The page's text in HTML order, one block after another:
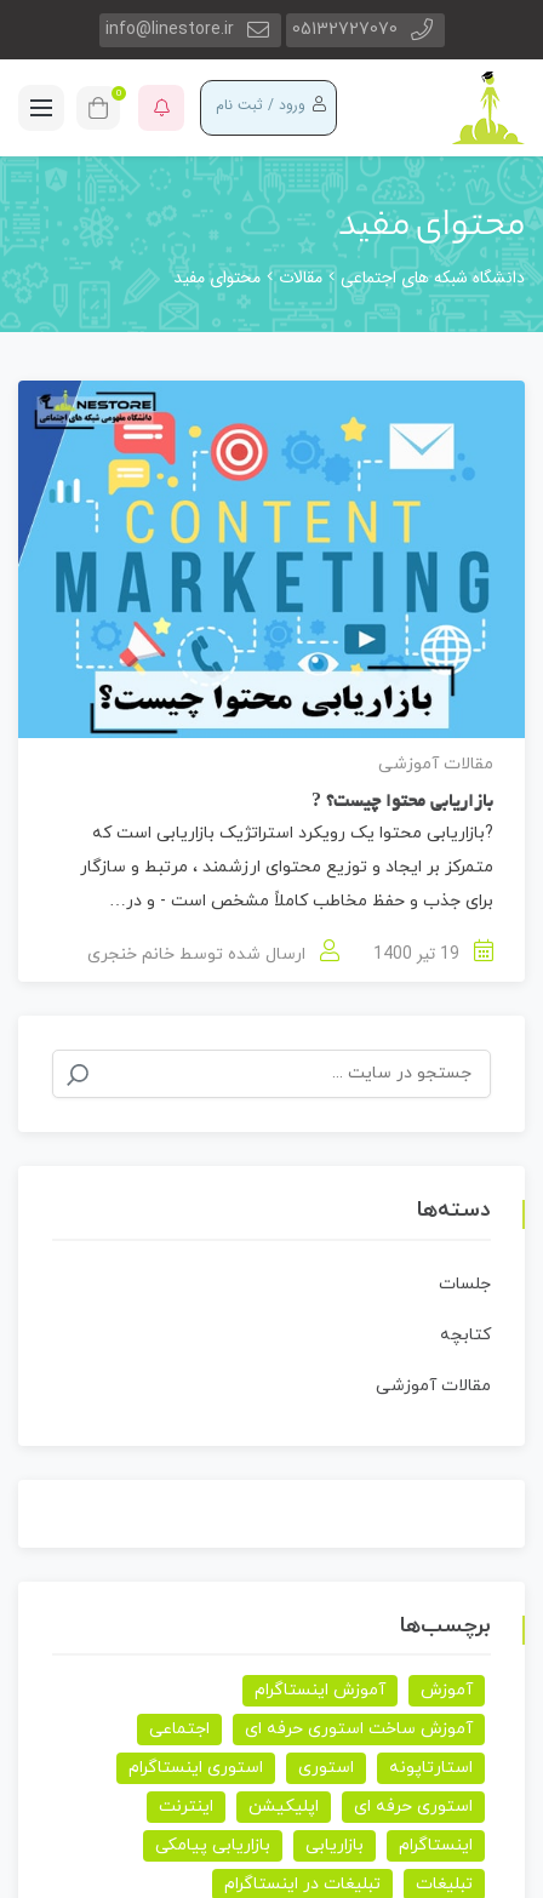
05132727070
info@linestore.ir
ورود / ثبت نام 0
محتوای مفید
دانشگاه شبکه های اجتماعی مقالات محتوای مفید
مقالات آموزشی
بازاریابی محتوا چیست؟ ?
?بازاریابی محتوا یک رویکرد استراتژیک بازاریابی است که
متمرکز بر ایجاد و توزیع محتوای ارزشمند ، مرتبط و سازگار
برای جذب و حفظ مخاطب کاملاً مشخص است - و در…
ارسال شده توسط خانم خنجری
جستجو
برای:
دسته‌ها
جلسات
کتابچه
مقالات آموزشی
برچسب‌ها
آموزش
آموزش اینستاگرام
آموزش ساخت استوری حرفه ای
اجتماعی
استارتاپونه
استوری
استوری اینستاگرام
استوری حرفه ای
اپلیکیشن
اینترنت
اینستاگرام
بازاریابی
بازاریابی پیامکی
تبلیغات
تبلیغات در اینستاگرام